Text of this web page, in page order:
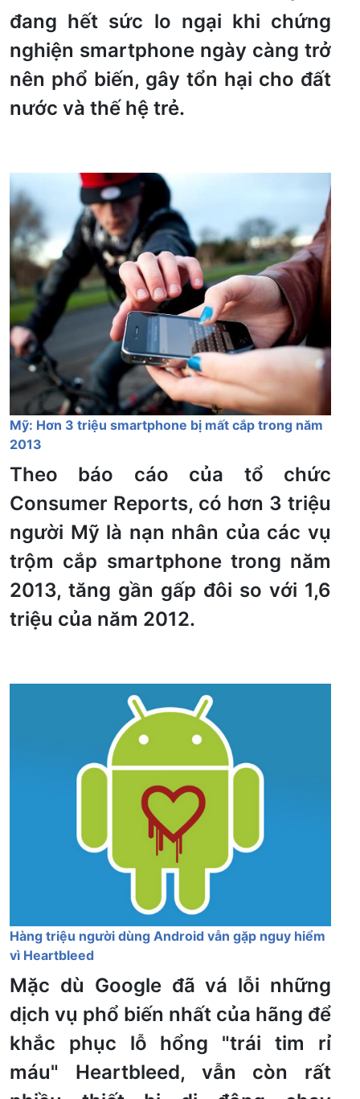
đang hết sức lo ngại khi chứng
nghiện smartphone ngày càng trở
nên phổ biến, gây tổn hại cho đất
nước và thế hệ trẻ.
Mỹ: Hơn 3 triệu smartphone bị mất cắp trong năm
2013
Theo báo cáo của tổ chức
Consumer Reports, có hơn 3 triệu
người Mỹ là nạn nhân của các vụ
trộm cắp smartphone trong năm
2013, tăng gần gấp đôi so với 1,6
triệu của năm 2012.
Hàng triệu người dùng Android vẫn gặp nguy hiểm
vì Heartbleed
Mặc dù Google đã vá lỗi những
dịch vụ phổ biến nhất của hãng để
khắc phục lỗ hổng "trái tim rỉ
máu" Heartbleed, vẫn còn rất